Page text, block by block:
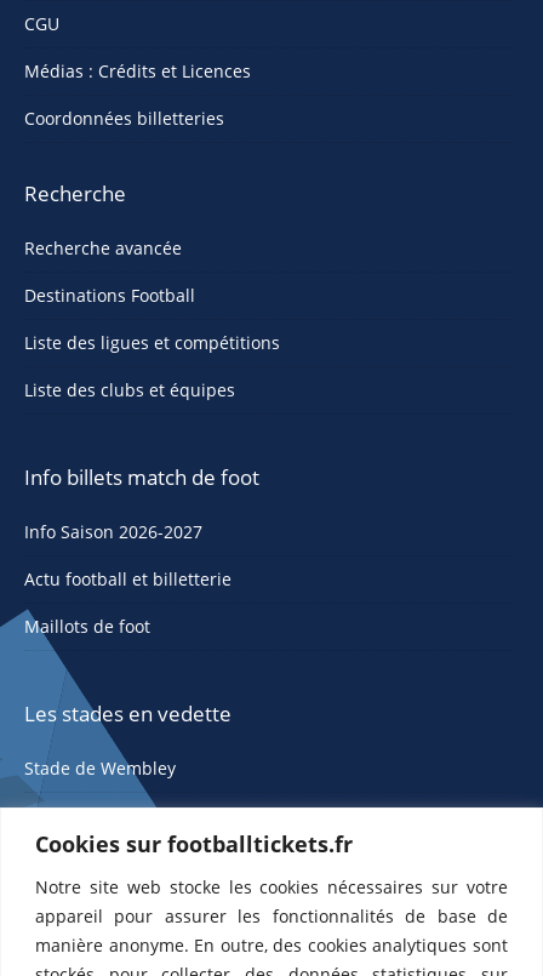
Cookies sur footballtickets.fr
Notre site web stocke les cookies nécessaires sur votre
appareil pour assurer les fonctionnalités de base de
manière anonyme. En outre, des cookies analytiques sont
CGU
Médias : Crédits et Licences
Coordonnées billetteries
Recherche
Recherche avancée
Destinations Football
Liste des ligues et compétitions
Liste des clubs et équipes
Info billets match de foot
Info Saison 2026-2027
Actu football et billetterie
Maillots de foot
Les stades en vedette
Stade de Wembley